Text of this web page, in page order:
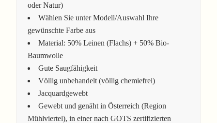
oder Natur)
Wählen Sie unter Modell/Auswahl Ihre
gewünschte Farbe aus
Material: 50% Leinen (Flachs) + 50% Bio-
Baumwolle
Gute Saugfähigkeit
Völlig unbehandelt (völlig chemiefrei)
Jacquardgewebt
Gewebt und genäht in Österreich (Region
Mühlviertel), in einer nach GOTS zertifizierten